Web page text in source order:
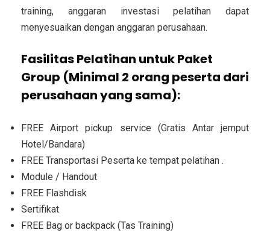
training, anggaran investasi pelatihan dapat
menyesuaikan dengan anggaran perusahaan.
Fasilitas Pelatihan untuk Paket
Group (Minimal 2 orang peserta dari
perusahaan yang sama):
FREE Airport pickup service (Gratis Antar jemput
Hotel/Bandara)
FREE Transportasi Peserta ke tempat pelatihan .
Module / Handout
FREE Flashdisk
Sertifikat
FREE Bag or backpack (Tas Training)